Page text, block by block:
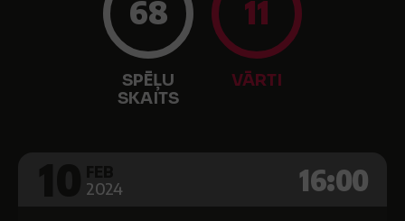
68
SPĒĻU
SKAITS
11
VĀRTI
2024 16:00